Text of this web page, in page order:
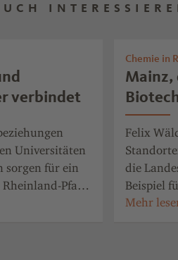
verbindet
Universitäten
sorgen für ein
Pfalz
Besuch des
Chemie in
Felix
die
Beispiel
noch